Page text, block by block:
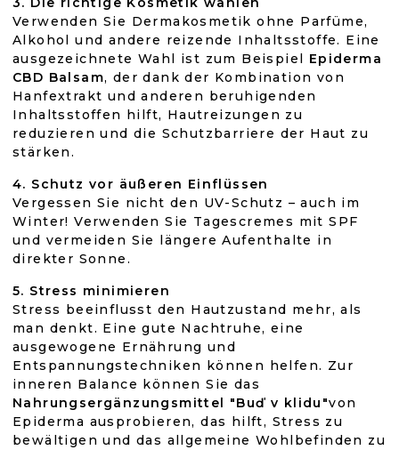
Verwenden Sie Dermakosmetik ohne Parfüme,
Alkohol und andere reizende Inhaltsstoffe. Eine
ausgezeichnete Wahl ist zum Beispiel Epiderma
CBD Balsam, der dank der Kombination von
Hanfextrakt und anderen beruhigenden
Inhaltsstoffen hilft, Hautreizungen zu
reduzieren und die Schutzbarriere der Haut zu
stärken.
4. Schutz vor äußeren Einflüssen
Vergessen Sie nicht den UV-Schutz – auch im
Winter! Verwenden Sie Tagescremes mit SPF
und vermeiden Sie längere Aufenthalte in
direkter Sonne.
5. Stress minimieren
Stress beeinflusst den Hautzustand mehr, als
man denkt. Eine gute Nachtruhe, eine
ausgewogene Ernährung und
Entspannungstechniken können helfen. Zur
inneren Balance können Sie das
Nahrungsergänzungsmittel "Buď v klidu"von
Epiderma ausprobieren, das hilft, Stress zu
bewältigen und das allgemeine Wohlbefinden zu